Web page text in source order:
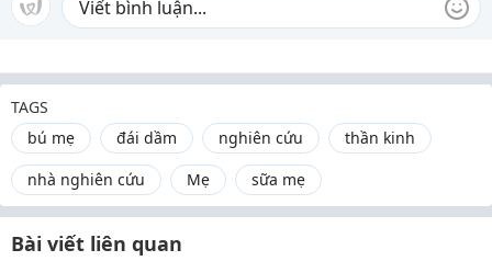
TAGS
bú mẹ
đái dầm nghiên cứu
thần kinh
nhà nghiên cứu
Mẹ sữa mẹ
Bài viết liên quan